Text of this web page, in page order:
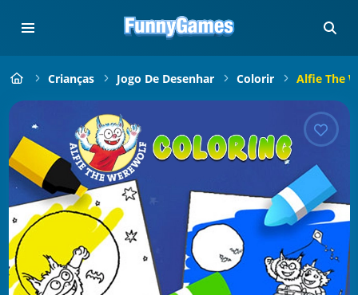
Crianças Jogo De Desenhar Colorir Alfie The